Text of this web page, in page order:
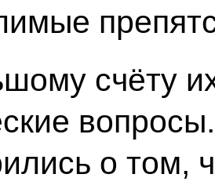
счёту
о том,